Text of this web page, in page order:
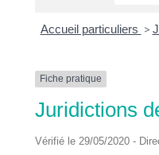
Accueil particuliers >
Fiche pratique
Juridictions
Vérifié le 29/05/2020 -